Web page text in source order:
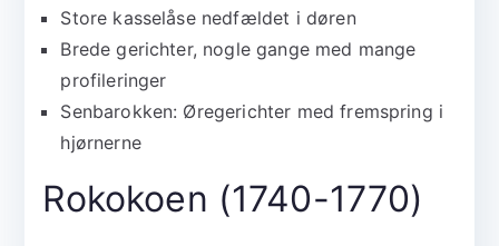
Store kasselåse nedfældet i døren
Brede gerichter, nogle gange med mange
profileringer
Senbarokken: Øregerichter med fremspring i
hjørnerne
Rokokoen (1740-1770)